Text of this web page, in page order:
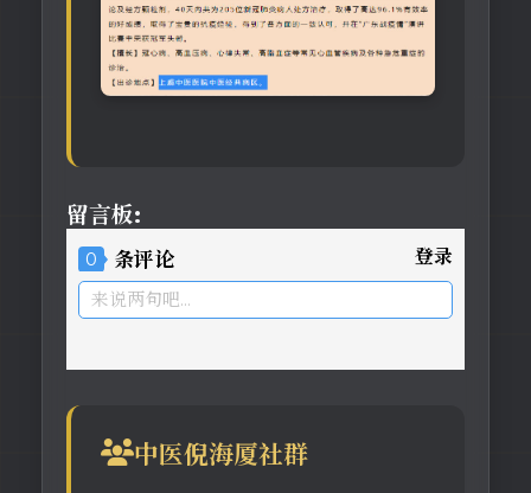
留言板:
0 条评论
登录
来说两句吧...
中医倪海厦社群